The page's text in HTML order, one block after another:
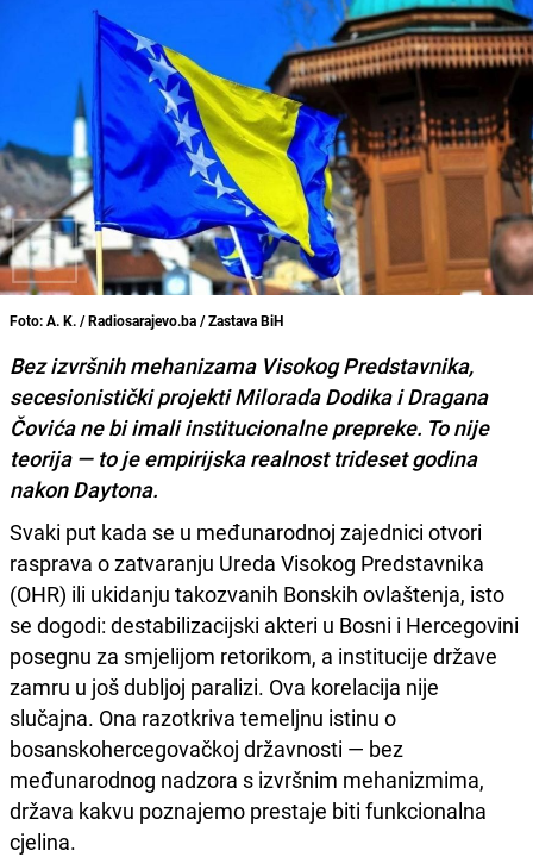
Foto: A. K. / Radiosarajevo.ba / Zastava BiH
Bez izvršnih mehanizama Visokog Predstavnika,
secesionistički projekti Milorada Dodika i Dragana
Čovića ne bi imali institucionalne prepreke. To nije
teorija — to je empirijska realnost trideset godina
nakon Daytona.
Svaki put kada se u međunarodnoj zajednici otvori
rasprava o zatvaranju Ureda Visokog Predstavnika
(OHR) ili ukidanju takozvanih Bonskih ovlaštenja, isto
se dogodi: destabilizacijski akteri u Bosni i Hercegovini
posegnu za smjelijom retorikom, a institucije države
zamru u još dubljoj paralizi. Ova korelacija nije
slučajna. Ona razotkriva temeljnu istinu o
bosanskohercegovačkoj državnosti — bez
međunarodnog nadzora s izvršnim mehanizmima,
država kakvu poznajemo prestaje biti funkcionalna
cjelina.